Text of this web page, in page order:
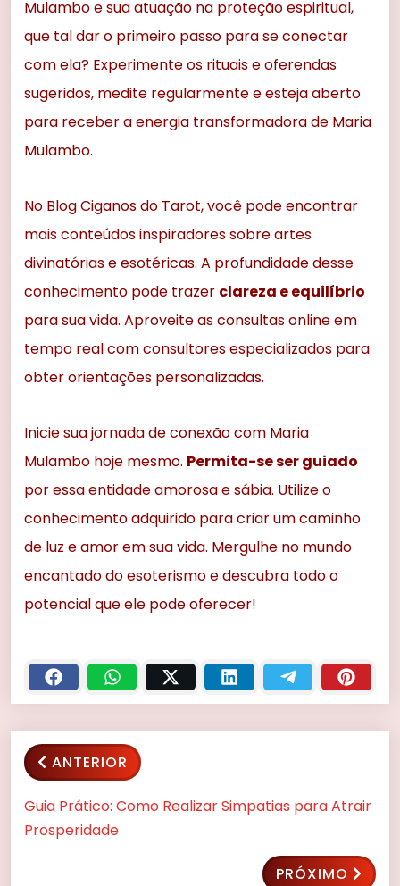
Mulambo e sua atuação na proteção espiritual,
que tal dar o primeiro passo para se conectar
com ela? Experimente os rituais e oferendas
sugeridos, medite regularmente e esteja aberto
para receber a energia transformadora de Maria
Mulambo.
No Blog Ciganos do Tarot, você pode encontrar
mais conteúdos inspiradores sobre artes
divinatórias e esotéricas. A profundidade desse
conhecimento pode trazer clareza e equilíbrio
para sua vida. Aproveite as consultas online em
tempo real com consultores especializados para
obter orientações personalizadas.
Inicie sua jornada de conexão com Maria
Mulambo hoje mesmo. Permita-se ser guiado
por essa entidade amorosa e sábia. Utilize o
conhecimento adquirido para criar um caminho
de luz e amor em sua vida. Mergulhe no mundo
encantado do esoterismo e descubra todo o
potencial que ele pode oferecer!
ANTERIOR
Guia Prático: Como Realizar Simpatias para Atrair
Prosperidade
PRÓXIMO